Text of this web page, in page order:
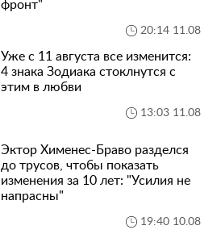
фронт"
20:14 11.08
Уже с 11 августа все изменится:
4 знака Зодиака стоклнутся с
этим в любви
13:03 11.08
Эктор Хименес-Браво разделся
до трусов, чтобы показать
изменения за 10 лет: "Усилия не
напрасны"
19:40 10.08